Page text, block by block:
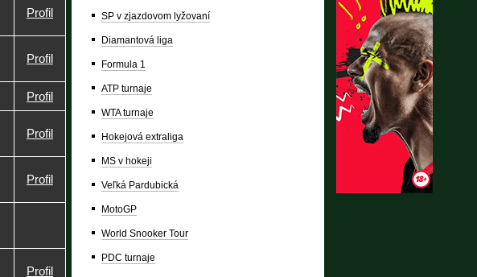
Profil
Profil
Profil
Profil
Profil
Profil
SP v zjazdovom lyžovaní
Diamantová liga
Formula 1
ATP turnaje
WTA turnaje
Hokejová extraliga
MS v hokeji
Veľká Pardubická
MotoGP
World Snooker Tour
PDC turnaje